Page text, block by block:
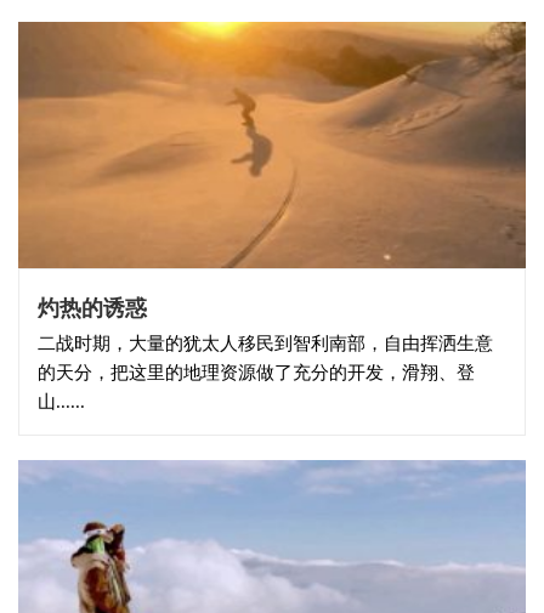
灼热的诱惑
二战时期，大量的犹太人移民到智利南部，自由挥洒生意
的天分，把这里的地理资源做了充分的开发，滑翔、登
山......